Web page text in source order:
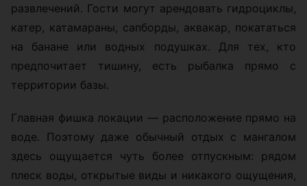
развлечений. Гости могут арендовать гидроциклы,
катер, катамараны, сапборды, аквакар, покататься
на банане или водных подушках. Для тех, кто
предпочитает тишину, есть рыбалка прямо с
территории базы.
Главная фишка локации — расположение прямо на
воде. Поэтому даже обычный отдых с мангалом
здесь ощущается чуть более отпускным: рядом
плеск воды, открытые виды и никакого ощущения,